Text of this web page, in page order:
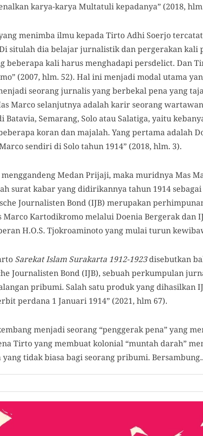
karya-karya Multatuli kepadanya” (2018,
menimba ilmu kepada Tirto Adhi Soerjo
situlah dia belajar jurnalistik dan pergerakan kali
beberapa kali harus menghadapi persdelict. Dan
(2007, hlm. 52). Hal ini menjadi modal utama
seorang jurnalis yang berbekal pena yang
Marco selanjutnya adalah karir seorang
Semarang, Solo atau Salatiga, yaitu
koran dan majalah. Yang pertama adalah
sendiri di Solo tahun 1914” (2018, hlm. 3).
Medan Prijaji, maka muridnya Mas
surat kabar yang didirikannya tahun 1914
Journalisten Bond (IJB) merupakan
Marco Kartodikromo melalui Doenia Bergerak dan
H.O.S. Tjokroaminoto yang mulai turun
Sarekat Islam Surakarta 1912-1923disebutkan
Journalisten Bond (IJB), sebuah perkumpulan
pribumi. Salah satu produk yang dihasilkan
perdana 1 Januari 1914” (2021, hlm 67).
menjadi seorang “penggerak pena” yang
Tirto yang membuat kolonial “muntah darah”
tidak biasa bagi seorang pribumi.